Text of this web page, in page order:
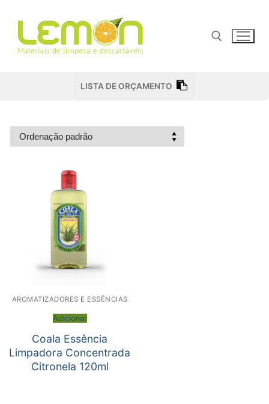
para
conteúdo
Pesquisar por:
LISTA DE ORÇAMENTO
AROMATIZADORES E ESSÊNCIAS
Adicionar
Coala Essência
Limpadora Concentrada
Citronela 120ml